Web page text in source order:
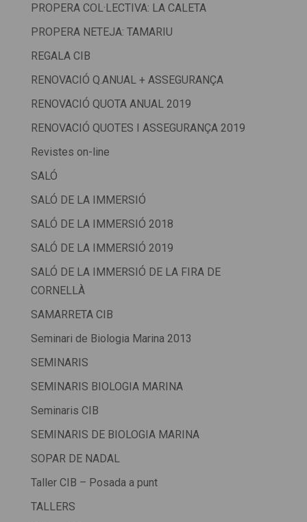
PROPERA COL·LECTIVA: LA CALETA
PROPERA NETEJA: TAMARIU
REGALA CIB
RENOVACIÓ Q.ANUAL + ASSEGURANÇA
RENOVACIÓ QUOTA ANUAL 2019
RENOVACIÓ QUOTES I ASSEGURANÇA 2019
Revistes on-line
SALÓ
SALÓ DE LA IMMERSIÓ
SALÓ DE LA IMMERSIÓ 2018
SALÓ DE LA IMMERSIÓ 2019
SALÓ DE LA IMMERSIÓ DE LA FIRA DE
CORNELLÀ
SAMARRETA CIB
Seminari de Biologia Marina 2013
SEMINARIS
SEMINARIS BIOLOGIA MARINA
Seminaris CIB
SEMINARIS DE BIOLOGIA MARINA
SOPAR DE NADAL
Taller CIB – Posada a punt
TALLERS